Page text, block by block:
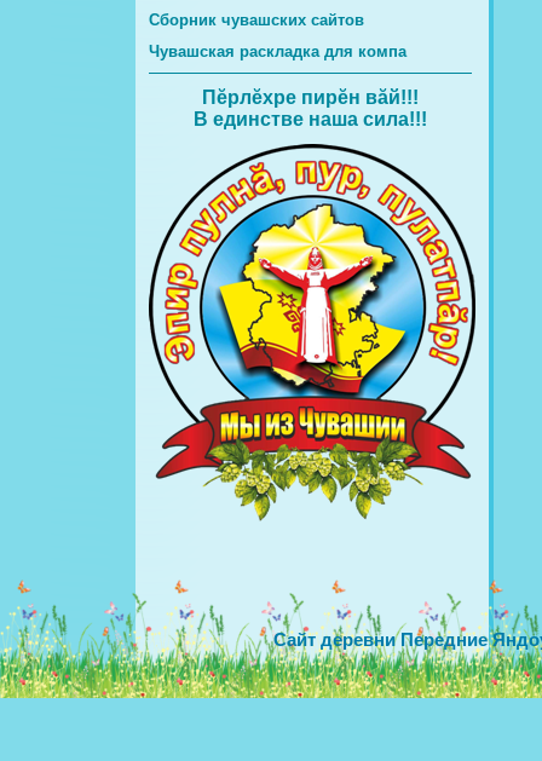
Сборник чувашских сайтов
Чувашская раскладка для компа
Пĕрлĕхре пирĕн вăй!!!
В единстве наша сила!!!
Сайт деревни Передние